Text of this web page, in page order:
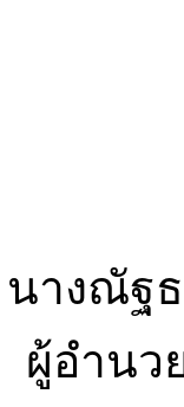
นางณัฐ
ผู้อำนว